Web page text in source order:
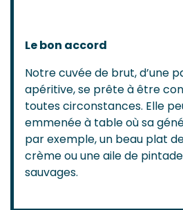
Le bon accord
Notre cuvée de brut, d’une
apéritive, se prête à être
toutes circonstances. Elle
emmenée à table où sa
par exemple, un beau plat
crème ou une aile de
sauvages.